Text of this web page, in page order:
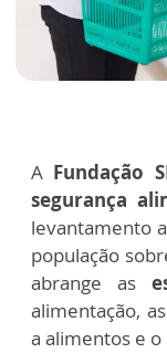
A Fundação
segurança
levantamento
população
abrange as
alimentação,
a alimentos e o